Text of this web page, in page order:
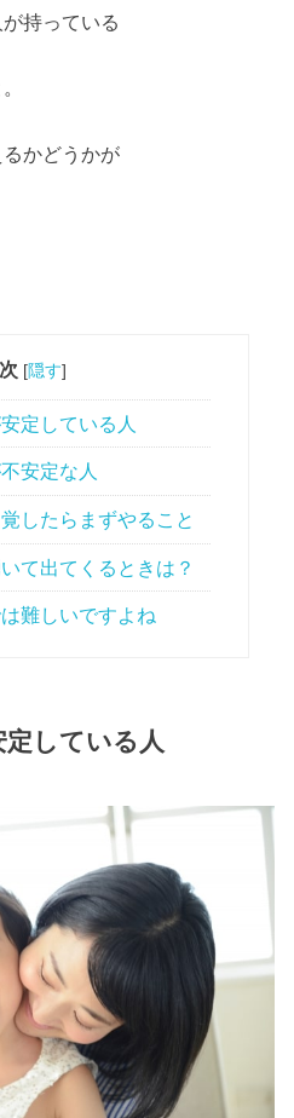
持っている
るかどうかが
[隠す]
定している人
安定な人
したらまずやること
て出てくるときは？
難しいですよね
している人